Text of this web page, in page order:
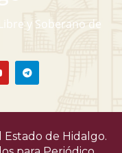
y Soberano de
de Hidalgo.